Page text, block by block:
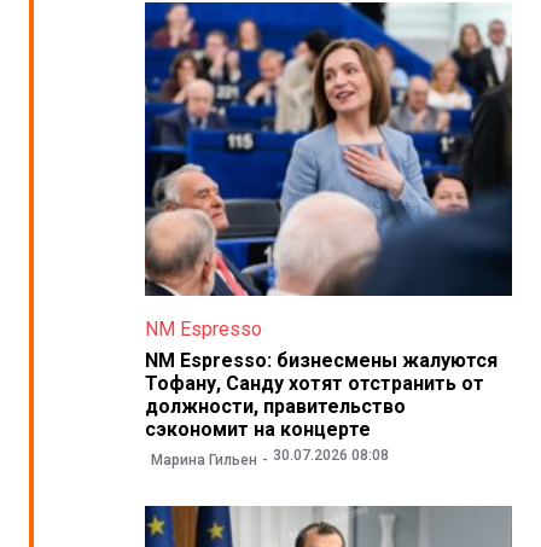
NM Espresso
NM Espresso: бизнесмены жалуются
Тофану, Санду хотят отстранить от
должности, правительство
сэкономит на концерте
Марина Гильен 30.07.2026 08:08